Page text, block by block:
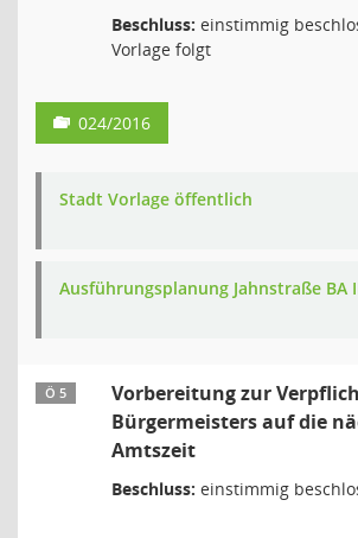
Beschluss: einstimmig
Vorlage folgt
024/2016
Stadt Vorlage öffentlich
Ausführungsplanung Jahnstraße BA
Ö 5
Vorbereitung zur
Bürgermeisters auf die
Amtszeit
Beschluss: einstimmig